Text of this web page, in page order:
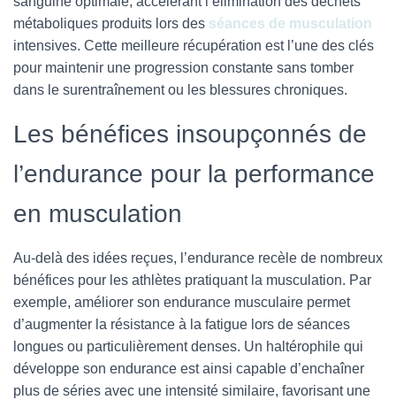
métaboliques produits lors des séances de musculation
intensives. Cette meilleure récupération est l’une des clés
pour maintenir une progression constante sans tomber
dans le surentraînement ou les blessures chroniques.
Les bénéfices insoupçonnés de
l’endurance pour la performance
en musculation
Au-delà des idées reçues, l’endurance recèle de nombreux
bénéfices pour les athlètes pratiquant la musculation. Par
exemple, améliorer son endurance musculaire permet
d’augmenter la résistance à la fatigue lors de séances
longues ou particulièrement denses. Un haltérophile qui
développe son endurance est ainsi capable d’enchaîner
plus de séries avec une intensité similaire, favorisant une